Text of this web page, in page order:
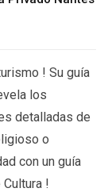
! Su guía
los
detalladas de
o
con un guía
!